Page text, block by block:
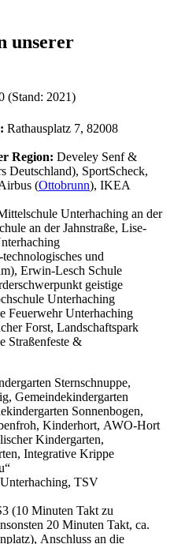
unserer
(Stand: 2021)
Rathausplatz 7, 82008
Region: Develey Senf &
Deutschland), SportScheck,
(Ottobrunn), IKEA
Unterhaching an der
an der Jahnstraße, Lise-
und
Erwin-Lesch Schule
geistige
Unterhaching
Feuerwehr Unterhaching
Forst, Landschaftspark
Straßenfeste &
Sternschnuppe,
Gemeindekindergarten
Sonnenbogen,
Kinderhort, AWO-Hort
Kindergarten,
Integrative Krippe
TSV
(10 Minuten Takt zu
20 Minuten Takt, ca.
Anschluss an die